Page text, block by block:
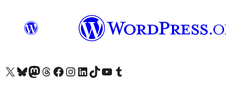
Visit our X (formerly Twitter) account
ہمارے بلیواسکائی اکاؤنٹ پر جائیں
Visit our Mastodon account
ہمارے ٹھریڈز اکاؤنٹ پر جائیں
Visit our Facebook page
Visit our Instagram account
Visit our LinkedIn account
ہمارے ٹک ٹاک اکاؤنٹ پر جائیں
Visit our YouTube channel
ہمارے ٹمبلر اکاؤنٹ پر جائیں